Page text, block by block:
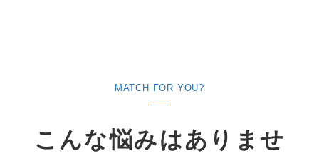
MATCH FOR YOU?
こんな悩みはありませ